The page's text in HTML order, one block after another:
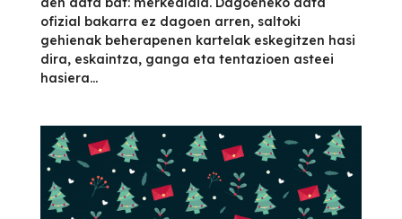
ofizial bakarra ez dagoen arren, saltoki
gehienak beherapenen kartelak eskegitzen hasi
dira, eskaintza, ganga eta tentazioen asteei
hasiera...